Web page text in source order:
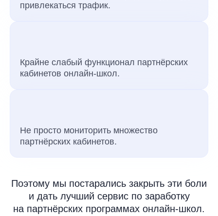
привлекаться трафик.
Крайне слабый функционал партнёрских
кабинетов онлайн-школ.
Не просто мониторить множество
партнёрских кабинетов.
Поэтому мы постарались закрыть эти боли
и дать лучший сервис по заработку
на партнёрских программах онлайн-школ.